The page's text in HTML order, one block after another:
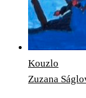
Kouzlo
Zuzana